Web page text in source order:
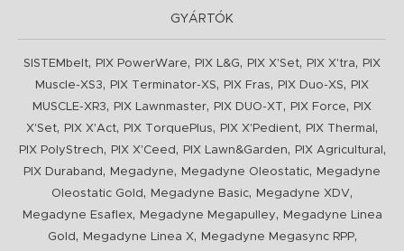
GYÁRTÓK
SISTEMbelt, PIX PowerWare, PIX L&G, PIX X'Set, PIX X'tra,
PIX
Muscle-XS3, PIX Terminator-XS, PIX Fras, PIX Duo-XS,
PIX
MUSCLE-XR3, PIX Lawnmaster, PIX DUO-XT , PIX Force,
PIX
X'Set, PIX X'Act, PIX TorquePlus, PIX X'Pedient, PIX Thermal ,
PIX PolyStrech, PIX X'Ceed , PIX Lawn&Garden, PIX Agricultural ,
PIX Duraband , Megadyne, Megadyne Oleostatic,
Megadyne
Oleostatic Gold , Megadyne Basic, Megadyne XDV,
Megadyne Esaflex, Megadyne Megapulley,
Megadyne Linea
Gold , Megadyne Linea X, Megadyne Megasync RPP,